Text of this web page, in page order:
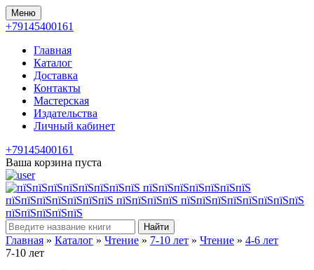
Меню
+79145400161
Главная
Каталог
Доставка
Контакты
Мастерская
Издательства
Личный кабинет
+79145400161
Ваша корзина пуста
Найти
Главная » Каталог » Чтение » 7-10 лет » Чтение » 4-6 лет
7-10 лет